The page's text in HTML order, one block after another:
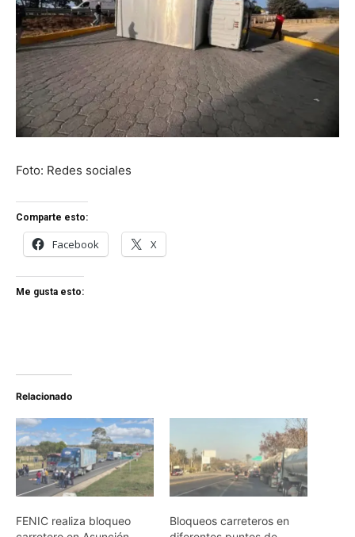
Foto: Redes sociales
Comparte esto:
Facebook X
Me gusta esto:
Relacionado
FENIC realiza bloqueo
Bloqueos carreteros en